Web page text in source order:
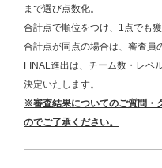
まで選び点数化。
合計点で順位をつけ、1点でも
合計点が同点の場合は、審査員
FINAL進出は、チーム数・レベ
決定いたします。
※審査結果についてのご質問・
のでご了承ください。